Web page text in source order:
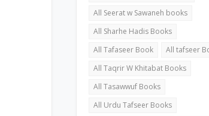
All Seerat w Sawaneh books
All Sharhe Hadis Books
All Tafaseer Book
All tafseer
All Taqrir W Khitabat Books
All Tasawwuf Books
All Urdu Tafseer Books